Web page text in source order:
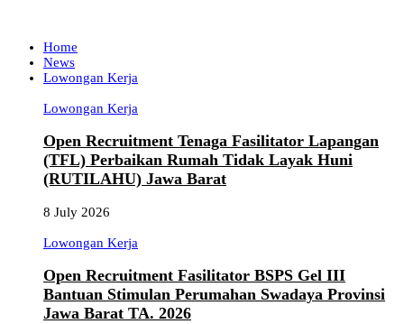
Home
News
Lowongan Kerja
Lowongan Kerja
Open Recruitment Tenaga Fasilitator Lapangan
(TFL) Perbaikan Rumah Tidak Layak Huni
(RUTILAHU) Jawa Barat
8 July 2026
Lowongan Kerja
Open Recruitment Fasilitator BSPS Gel III
Bantuan Stimulan Perumahan Swadaya Provinsi
Jawa Barat TA. 2026